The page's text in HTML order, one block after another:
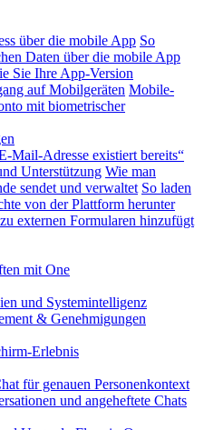
über die mobile App So
Daten über die mobile App
Sie Ihre App-Version
auf Mobilgeräten Mobile-
mit biometrischer
Mail-Adresse existiert bereits“
Unterstützung Wie man
sendet und verwaltet So laden
von der Plattform herunter
externen Formularen hinzufügt
mit One
und Systemintelligenz
& Genehmigungen
Erlebnis
für genauen Personenkontext
und angeheftete Chats